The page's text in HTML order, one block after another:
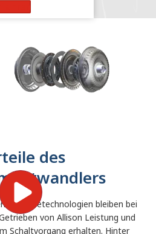
des
Getriebetechnologien bleiben bei
von Allison Leistung und
Schaltvorgang erhalten. Hinter